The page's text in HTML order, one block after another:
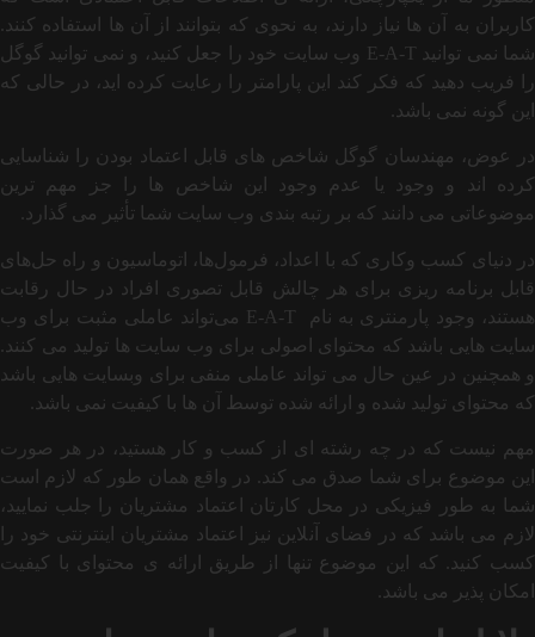
کاربران به آن ها نیاز دارند، به نحوی که بتوانند از آن ها استفاده کنند.
شما نمی توانید E-A-T وب سایت خود را جعل کنید، و نمی توانید گوگل
را فریب دهید که فکر کند این پارامتر را رعایت کرده اید، در حالی که
این گونه نمی باشد.
در عوض، مهندسان گوگل شاخص های قابل اعتماد بودن را شناسایی
کرده اند و وجود یا عدم وجود این شاخص ها را جز مهم ترین
موضوعاتی می دانند که بر رتبه بندی وب سایت شما تأثیر می گذارد.
در دنیای کسب‌ وکاری که با اعداد، فرمول‌ها، اتوماسیون و راه‌ حل‌های
قابل برنامه‌ ریزی برای هر چالش قابل تصوری افراد در حال رقابت
هستند، وجود پارمنتری به نام E-A-T می‌تواند عاملی مثبت برای وب
سایت هایی باشد که محتوای اصولی برای وب سایت ها تولید می کنند.
و همچنین در عین حال می تواند عاملی منفی برای وبسایت هایی باشد
که محتوای تولید شده و ارائه شده توسط آن ها با کیفیت نمی باشد.
مهم نیست که در چه رشته ای از کسب و کار هستید، در هر صورت
این موضوع برای شما صدق می کند. در واقع همان طور که لازم است
شما به طور فیزیکی در محل کارتان اعتماد مشتریان را جلب نمایید،
لازم می باشد که در فضای آنلاین نیز اعتماد مشتریان اینترنتی خود را
کسب کنید. که این موضوع تنها از طریق ارائه ی محتوای با کیفیت
امکان پذیر می باشد.